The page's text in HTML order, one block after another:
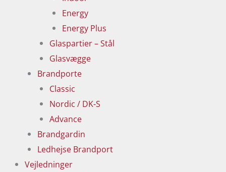
Energy
Energy Plus
Glaspartier – Stål
Glasvægge
Brandporte
Classic
Nordic / DK-S
Advance
Brandgardin
Ledhejse Brandport
Vejledninger